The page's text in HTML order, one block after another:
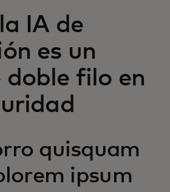
IA de
es un
doble filo en
quisquam
ipsum